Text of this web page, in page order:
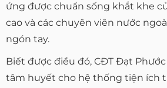
ứng được chuẩn sống khắt khe
cao và các chuyên viên nước
ngón tay.
Biết được điều đó, CĐT Đạt
tâm huyết cho hệ thống tiện ích